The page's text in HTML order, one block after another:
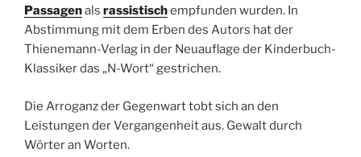
Passagenals rassistischempfunden wurden. In
Abstimmung mit dem Erben des Autors hat der
Thienemann-Verlag in der Neuauflage der Kinderbuch-
Klassiker das „N-Wort“ gestrichen.
Die Arroganz der Gegenwart tobt sich an den
Leistungen der Vergangenheit aus. Gewalt durch
Wörter an Worten.